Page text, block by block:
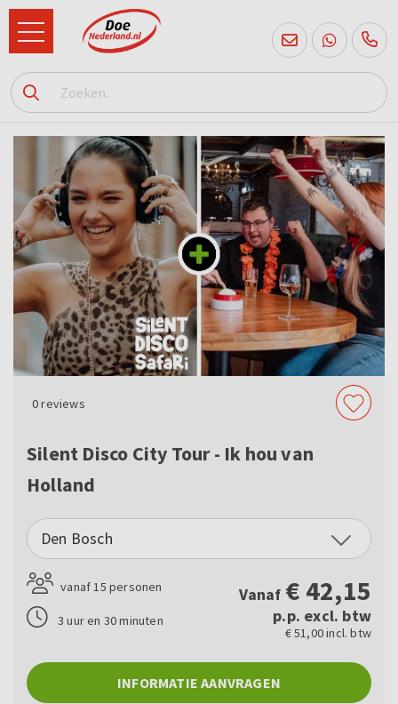
085
760
2556
0reviews
Silent Disco City Tour - Ik hou van
Holland
Den Bosch
vanaf 15 personen
3 uur en 30 minuten
Vanaf € 42,15
p.p. excl. btw
€ 51,00 incl. btw
INFORMATIE AANVRAGEN